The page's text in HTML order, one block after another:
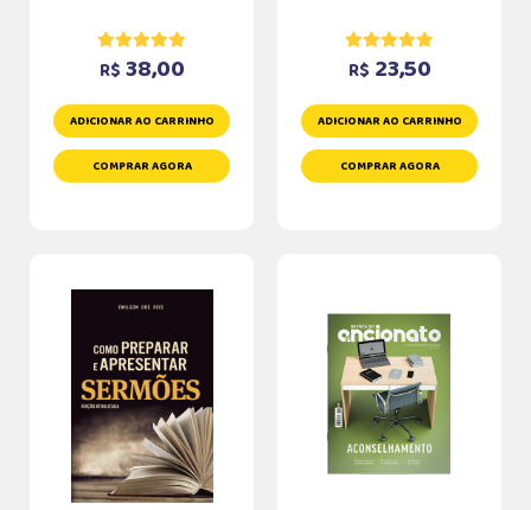
R$ 38,00
ADICIONAR AO CARRINHO
COMPRAR AGORA
R$ 23,50
ADICIONAR AO CARRINHO
COMPRAR AGORA